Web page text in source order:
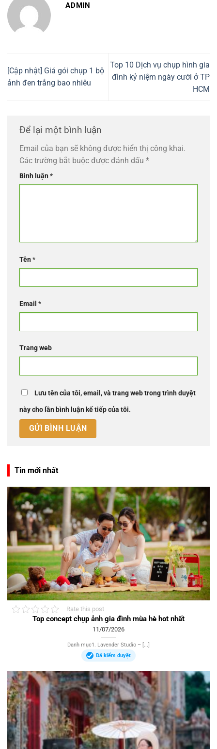
ADMIN
[Cập nhật] Giá gói chụp 1 bộ
ảnh đen trắng bao nhiêu
Top 10 Dịch vụ chụp hình gia
đình kỷ niệm ngày cưới ở TP
HCM
Để lại một bình luận
Email của bạn sẽ không được hiển thị công khai.
Các trường bắt buộc được đánh dấu *
Bình luận*
Tên*
Email *
Trang web
Lưu tên của tôi, email, và trang web trong trình duyệt
này cho lần bình luận kế tiếp của tôi.
Tin mới nhất
Rate this post
Top concept chụp ảnh gia đình mùa hè hot nhất
11/07/2026
Danh mục1. Lavender Studio – [...]
Đã kiểm duyệt